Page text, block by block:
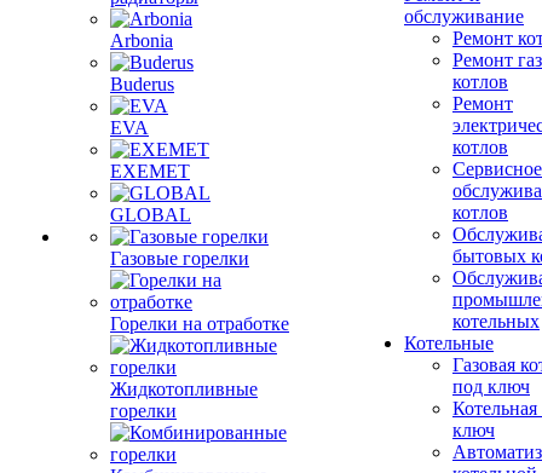
Arbonia
Buderus
EVA
EXEMET
GLOBAL
Газовые горелки
Горелки на отработке
Жидкотопливные
горелки
обслуживание
Ремонт
Ремонт
котлов
Ремонт
котлов
Сервисное
котлов
бытовых
котельных
Котельные
Газовая
под ключ
ключ